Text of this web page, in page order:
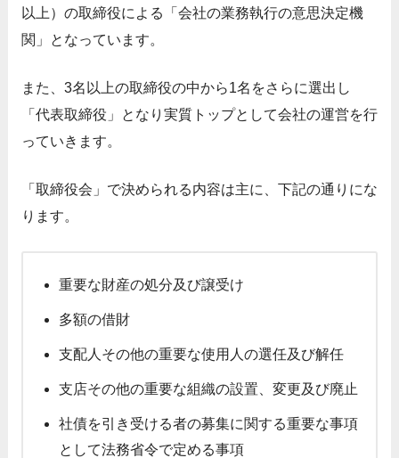
以上）の取締役による「会社の業務執行の意思決定機
関」となっています。
また、3名以上の取締役の中から1名をさらに選出し
「代表取締役」となり実質トップとして会社の運営を行
っていきます。
「取締役会」で決められる内容は主に、下記の通りにな
ります。
重要な財産の処分及び譲受け
多額の借財
支配人その他の重要な使用人の選任及び解任
支店その他の重要な組織の設置、変更及び廃止
社債を引き受ける者の募集に関する重要な事項
として法務省令で定める事項